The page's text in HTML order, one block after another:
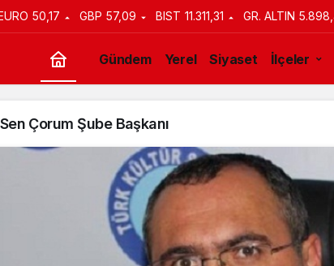
50,17 GBP 57,09 BIST 11.311,31 GR. ALTIN
Gündem Yerel Siyaset İlçeler
Çorum Şube Başkanı